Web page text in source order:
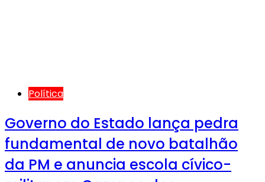
Política
Governo do Estado lança pedra
fundamental de novo batalhão
da PM e anuncia escola cívico-